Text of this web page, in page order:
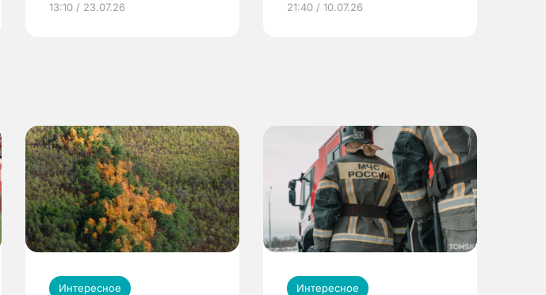
по ОМС!
13:10 / 23.07.26 21:40 / 10.07.26
Интересное Интересное